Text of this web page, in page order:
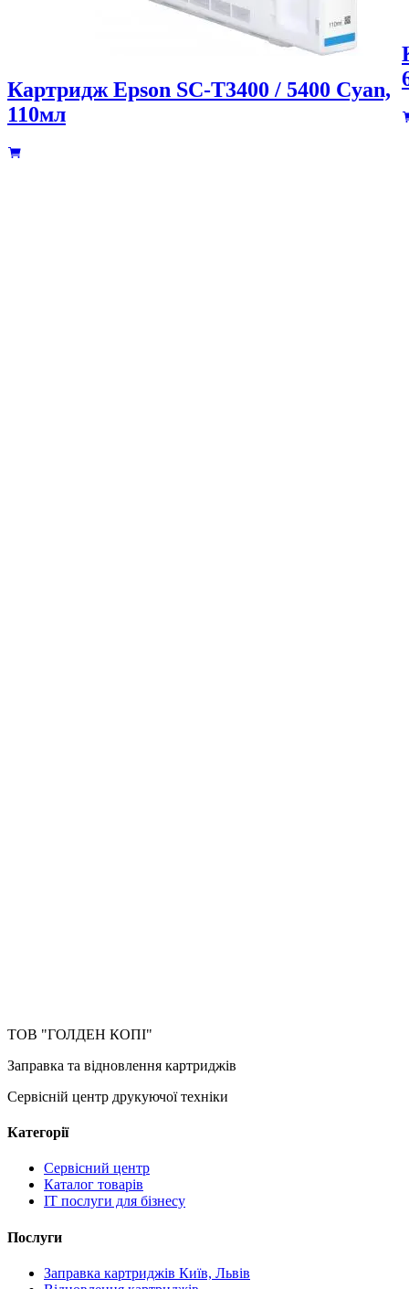
Картридж Epson SC-T3400 / 5400 Cyan,
110мл
ТОВ "ГОЛДЕН КОПІ"
Заправка та відновлення картриджів
Сервісній центр друкуючої техніки
Категорії
Сервісний центр
Каталог товарів
IT послуги для бізнесу
Послуги
Заправка картриджів Київ, Львів